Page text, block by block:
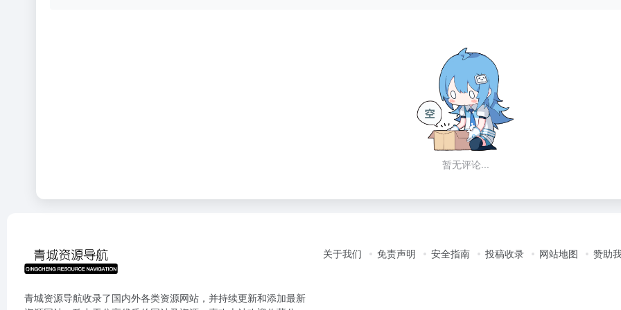
暂无评论...
青城资源导航收录了国内外各类资源网站，并持续更新和添加最新
关于我们 免责声明 安全指南 投稿收录 网站地图 赞助